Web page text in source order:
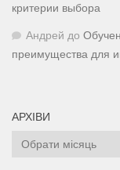
критерии выбора
Андрей до
преимущества для
АРХІВИ
Архіви